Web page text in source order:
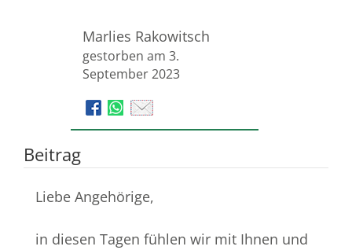
Marlies Rakowitsch
gestorben am 3.
September 2023
Beitrag
Liebe Angehörige,
in diesen Tagen fühlen wir mit Ihnen und